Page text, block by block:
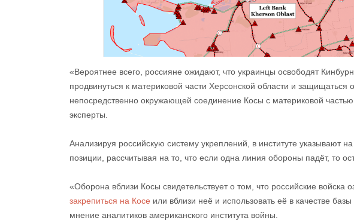
«Вероятнее всего, россияне ожидают, что украинцы освободят
продвинуться к материковой части Херсонской области и защищаться
непосредственно окружающей соединение Косы с материковой
эксперты.
Анализируя российскую систему укреплений, в институте указывают
позиции, рассчитывая на то, что если одна линия обороны падёт, то
«Оборона вблизи Косы свидетельствует о том, что российские войска
закрепиться на Косе или вблизи неё и использовать её в качестве
мнение аналитиков американского института войны.